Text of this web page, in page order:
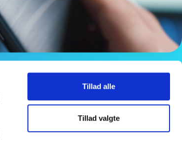
Tillad alle
Tillad valgte